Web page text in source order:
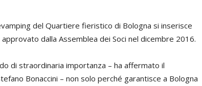
del Quartiere fieristico di Bologna si inserisce
dalla Assemblea dei Soci nel dicembre 2016.
di straordinaria importanza – ha affermato il
Bonaccini – non solo perché garantisce a Bologna